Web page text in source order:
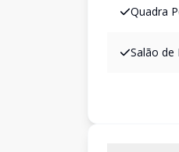
Quadra
Salão de